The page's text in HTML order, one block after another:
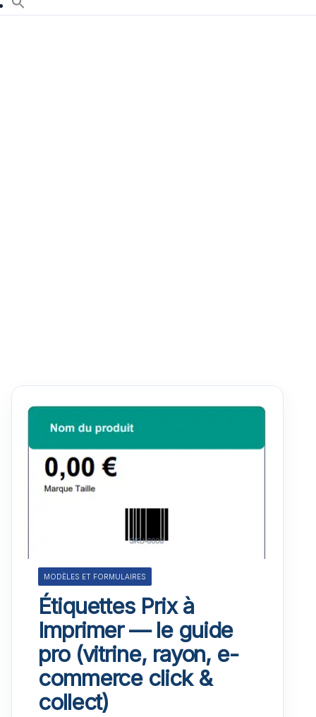
MODÈLES ET FORMULAIRES
Étiquettes Prix à
Imprimer — le guide
pro (vitrine, rayon, e-
commerce click &
collect)